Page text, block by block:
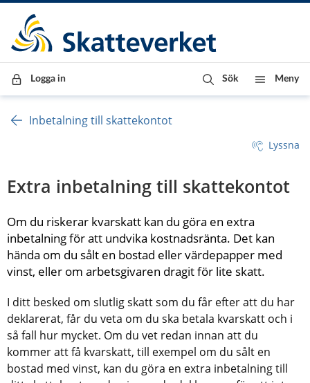
Till innehåll
Till navigationen
Till chattrobot
Logga in Sök Meny
Inbetalning till skattekontot
Lyssna
Extra inbetalning till skattekontot
Om du riskerar kvarskatt kan du göra en extra
inbetalning för att undvika kostnadsränta. Det kan
hända om du sålt en bostad eller värdepapper med
vinst, eller om arbetsgivaren dragit för lite skatt.
I ditt besked om slutlig skatt som du får efter att du har
deklarerat, får du veta om du ska betala kvarskatt och i
så fall hur mycket. Om du vet redan innan att du
kommer att få kvarskatt, till exempel om du sålt en
bostad med vinst, kan du göra en extra inbetalning till